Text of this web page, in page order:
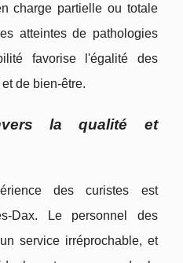
charge partielle ou totale
atteintes de pathologies
favorise l'égalité des
de bien-être.
la qualité et
des curistes est
Dax. Le personnel des
service irréprochable, et